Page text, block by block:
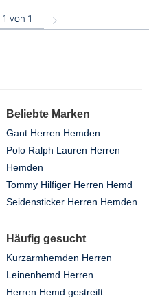
Beliebte Marken
Gant Herren Hemden
Polo Ralph Lauren Herren
Hemden
Tommy Hilfiger Herren Hemd
Seidensticker Herren Hemden
Häufig gesucht
Kurzarmhemden Herren
Leinenhemd Herren
Herren Hemd gestreift